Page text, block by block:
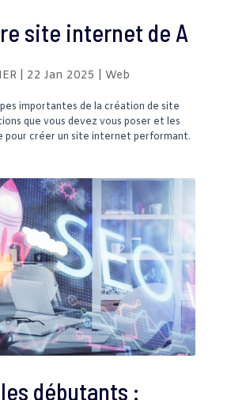
site internet de A
22 Jan 2025 Web
importantes de la création de site
que vous devez vous poser et les
pour créer un site internet performant.
débutants :